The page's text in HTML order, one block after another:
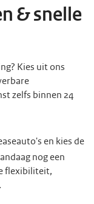
& snelle
Kies uit ons
zelfs binnen 24
en kies de
nog een
flexibiliteit,